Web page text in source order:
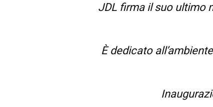
JDL firma il suo ultimo
È dedicato